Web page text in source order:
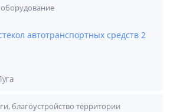
оборудование
автотранспортных средств 2
благоустройство территории